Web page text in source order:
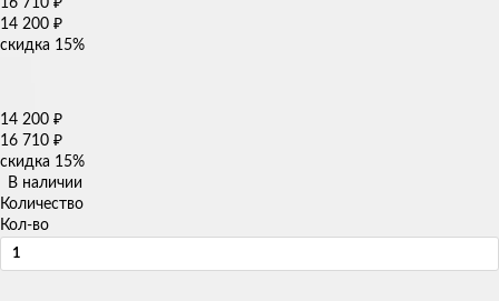
14 200 ₽
скидка 15%
14 200 ₽
16 710 ₽
скидка 15%
В наличии
Количество
Кол-во